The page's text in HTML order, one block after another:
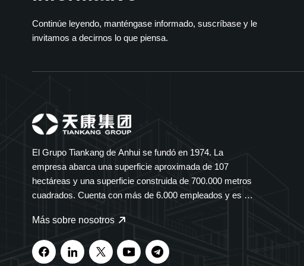
Continúe leyendo, manténgase informado, suscríbase y le
invitamos a decirnos lo que piensa.
El Grupo Tiankang de Anhui se fundó en 1974. La
empresa abarca una superficie aproximada de 107
hectáreas y una superficie construida de 700.000 metros
cuadrados. Cuenta con más de 6.000 empleados y es un
Grupo Tiankang se especializa en instrumentos y
medidores, cables ópticos, productos médicos y
farmacéuticos, equipos eléctricos inteligentes y bandejas
Más sobre nosotros